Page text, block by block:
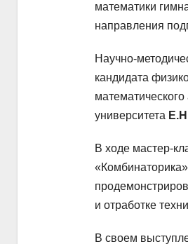
математики
направления
Научно-
кандидата
университета
В ходе мастер-
и отработке
В своем